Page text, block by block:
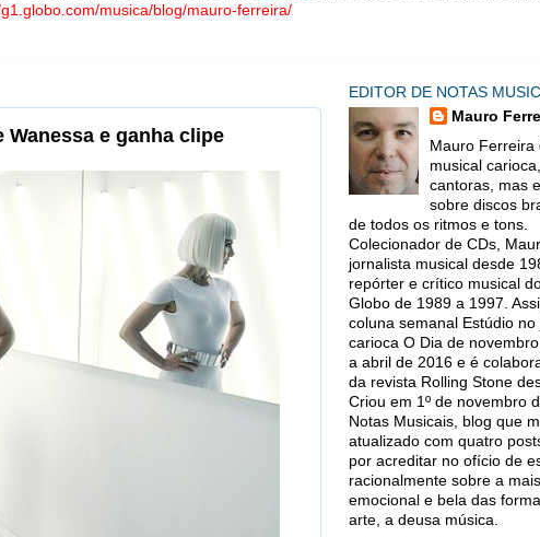
musica/blog/mauro-ferreira/
e ganha clipe
EDITOR DE NOTAS
Mauro
Mauro Ferreira
musical
cantoras, mas
sobre discos
de todos os ritmos e tons.
Colecionador de CDs,
jornalista musical desde
repórter e crítico musical
Globo de 1989 a 1997.
coluna semanal Estúdio no
carioca O Dia de
a abril de 2016 e é
da revista Rolling Stone
Criou em 1º de novembro
Notas Musicais, blog que
atualizado com quatro
por acreditar no ofício de
racionalmente sobre a mais
emocional e bela das
arte, a deusa música.